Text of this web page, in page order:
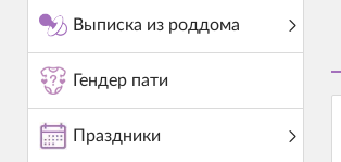
Выписка из роддома
Гендер пати
Праздники